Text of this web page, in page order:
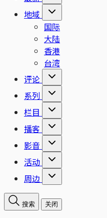
地域
国际
大陆
香港
台湾
评论
系列
栏目
播客
影音
活动
周边
搜索 关闭